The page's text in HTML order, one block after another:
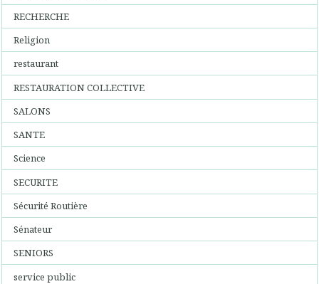
RECHERCHE
Religion
restaurant
RESTAURATION COLLECTIVE
SALONS
SANTE
Science
SECURITE
Sécurité Routière
Sénateur
SENIORS
service public